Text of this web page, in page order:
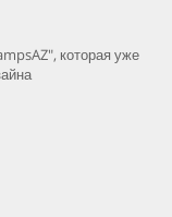
которая уже